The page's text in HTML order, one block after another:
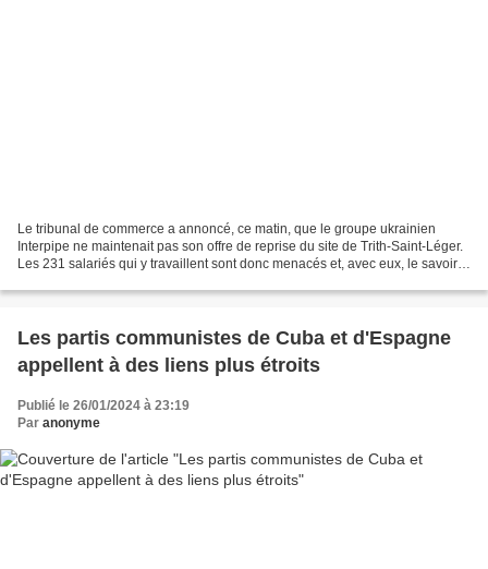
Le tribunal de commerce a annoncé, ce matin, que le groupe ukrainien
Interpipe ne maintenait pas son offre de reprise du site de Trith-Saint-Léger.
Les 231 salariés qui y travaillent sont donc menacés et, avec eux, le savoir-
Les partis communistes de Cuba et d'Espagne
appellent à des liens plus étroits
Publié le 26/01/2024 à 23:19
Par anonyme